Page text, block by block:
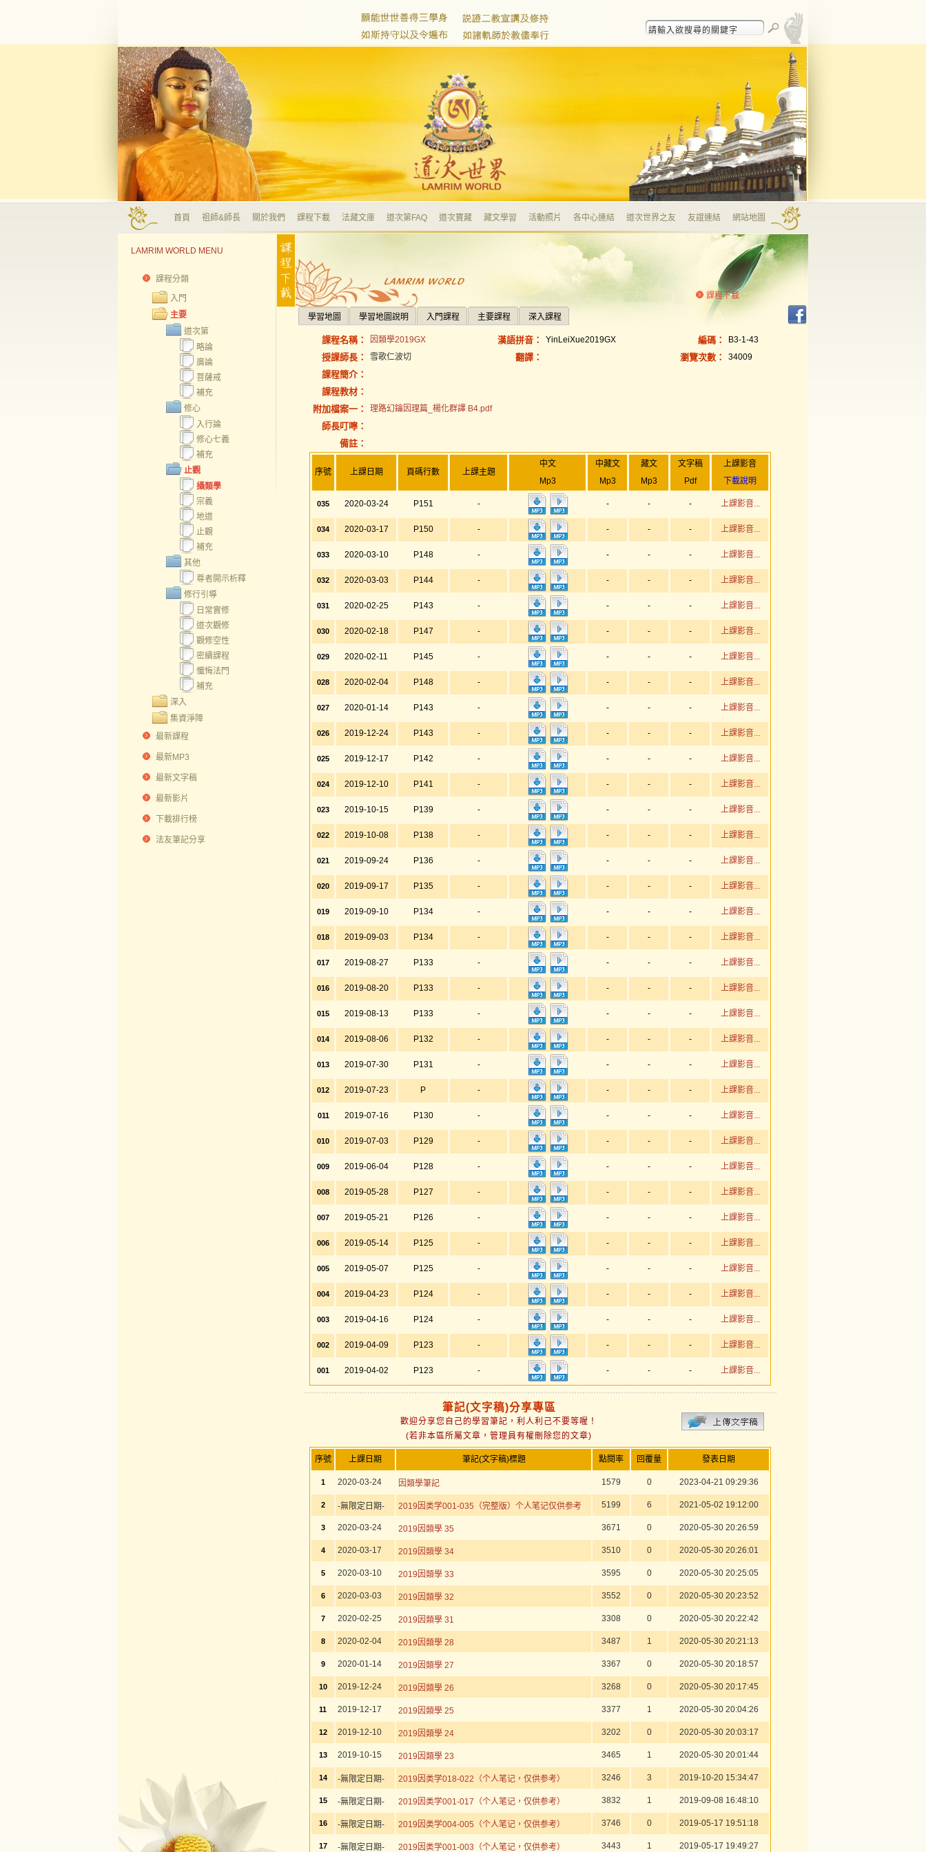
首頁 祖師&師長 關於我們 課程下載 法藏文庫 道次第FAQ 道次寶藏 藏文學習 活動照片 各中心連結 道次世界之友 友誼連結 網站地圖
LAMRIM WORLD MENU
課程分類
入門
主要
道次第
略論
廣論
菩薩戒
補充
修心
入行論
修心七義
補充
止觀
攝類學
宗義
地道
止觀
補充
其他
尊者開示析釋
修行引導
日常實修
道次觀修
觀修空性
密續課程
懺悔法門
補充
深入
集資淨障
最新課程
最新MP3
最新文字稿
最新影片
下載排行榜
法友筆記分享
學習地圖 學習地圖說明 入門課程 主要課程 深入課程
課程下載
課程名稱： 因類學2019GX 漢語拼音： YinLeiXue2019GX 編碼： B3-1-43
授課師長： 雪歌仁波切 翻譯： 瀏覽次數： 34009
課程簡介：
課程教材：
附加檔案一：
理路幻鑰因理篇_楊化群譯 B4.pdf
師長叮嚀：
備註：
序號 上課日期 頁碼行數 上課主題
中文
Mp3
中藏文
Mp3
藏文
Mp3
文字稿
Pdf
上課影音
下載說明
035 2020-03-24 P151 - - - - 上課影音...
034 2020-03-17 P150 - - - - 上課影音...
033 2020-03-10 P148 - - - - 上課影音...
032 2020-03-03 P144 - - - - 上課影音...
031 2020-02-25 P143 - - - - 上課影音...
030 2020-02-18 P147 - - - - 上課影音...
029 2020-02-11 P145 - - - - 上課影音...
028 2020-02-04 P148 - - - - 上課影音...
027 2020-01-14 P143 - - - - 上課影音...
026 2019-12-24 P143 - - - - 上課影音...
025 2019-12-17 P142 - - - - 上課影音...
024 2019-12-10 P141 - - - - 上課影音...
023 2019-10-15 P139 - - - - 上課影音...
022 2019-10-08 P138 - - - - 上課影音...
021 2019-09-24 P136 - - - - 上課影音...
020 2019-09-17 P135 - - - - 上課影音...
019 2019-09-10 P134 - - - - 上課影音...
018 2019-09-03 P134 - - - - 上課影音...
017 2019-08-27 P133 - - - - 上課影音...
016 2019-08-20 P133 - - - - 上課影音...
015 2019-08-13 P133 - - - - 上課影音...
014 2019-08-06 P132 - - - - 上課影音...
013 2019-07-30 P131 - - - - 上課影音...
012 2019-07-23 P - - - - 上課影音...
011 2019-07-16 P130 - - - - 上課影音...
010 2019-07-03 P129 - - - - 上課影音...
009 2019-06-04 P128 - - - - 上課影音...
008 2019-05-28 P127 - - - - 上課影音...
007 2019-05-21 P126 - - - - 上課影音...
006 2019-05-14 P125 - - - - 上課影音...
005 2019-05-07 P125 - - - - 上課影音...
004 2019-04-23 P124 - - - - 上課影音...
003 2019-04-16 P124 - - - - 上課影音...
002 2019-04-09 P123 - - - - 上課影音...
001 2019-04-02 P123 - - - - 上課影音...
筆記(文字稿)分享專區
歡迎分享您自己的學習筆記，利人利己不要等喔！
(若非本區所屬文章，管理員有權刪除您的文章)
序號 上課日期 筆記(文字稿)標題 點閱率 回覆量 發表日期
1 2020-03-24 因類學筆記 1579 0 2023-04-21 09:29:36
2 -無限定日期- 2019因类学001-035（完整版）个人笔记仅供参考 5199 6 2021-05-02 19:12:00
3 2020-03-24 2019因類學 35 3671 0 2020-05-30 20:26:59
4 2020-03-17 2019因類學 34 3510 0 2020-05-30 20:26:01
5 2020-03-10 2019因類學 33 3595 0 2020-05-30 20:25:05
6 2020-03-03 2019因類學 32 3552 0 2020-05-30 20:23:52
7 2020-02-25 2019因類學 31 3308 0 2020-05-30 20:22:42
8 2020-02-04 2019因類學 28 3487 1 2020-05-30 20:21:13
9 2020-01-14 2019因類學 27 3367 0 2020-05-30 20:18:57
10 2019-12-24 2019因類學 26 3268 0 2020-05-30 20:17:45
11 2019-12-17 2019因類學 25 3377 1 2020-05-30 20:04:26
12 2019-12-10 2019因類學 24 3202 0 2020-05-30 20:03:17
13 2019-10-15 2019因類學 23 3465 1 2020-05-30 20:01:44
14 -無限定日期- 2019因类学018-022（个人笔记，仅供参考） 3246 3 2019-10-20 15:34:47
15 -無限定日期- 2019因类学001-017（个人笔记，仅供参考） 3832 1 2019-09-08 16:48:10
16 -無限定日期- 2019因类学004-005（个人笔记，仅供参考） 3746 0 2019-05-17 19:51:18
17 -無限定日期- 2019因类学001-003（个人笔记，仅供参考） 3443 1 2019-05-17 19:49:27